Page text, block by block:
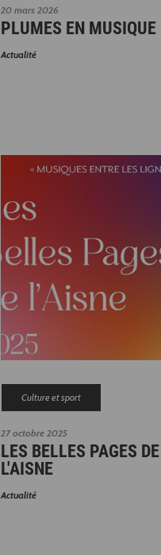
20 mars 2026
PLUMES EN MUSIQUE
Actualité
27 octobre 2025
Culture et sport
LES BELLES PAGES DE
L'AISNE
Actualité